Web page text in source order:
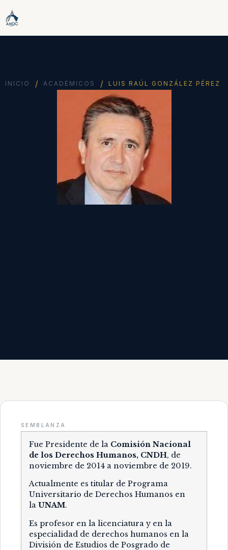
INICIO / ACADÉMICOS / LUIS RAÚL GONZÁLEZ PÉREZ
SEMBLANZA
Fue Presidente de la Comisión Nacional
de los Derechos Humanos, CNDH, de
noviembre de 2014 a noviembre de 2019.
Actualmente es titular de Programa
Universitario de Derechos Humanos en
la UNAM.
Es profesor en la licenciatura y en la
especialidad de derechos humanos en la
División de Estudios de Posgrado de